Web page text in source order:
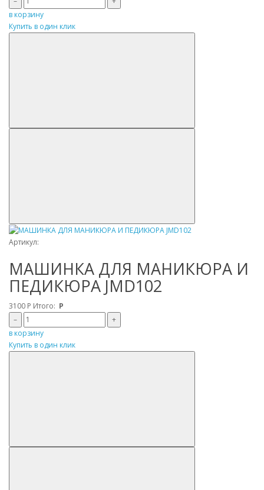
в корзину
Купить в один клик
Артикул:
МАШИНКА ДЛЯ МАНИКЮРА И
ПЕДИКЮРА JMD102
3100 Р Итого: Р
–
+
в корзину
Купить в один клик